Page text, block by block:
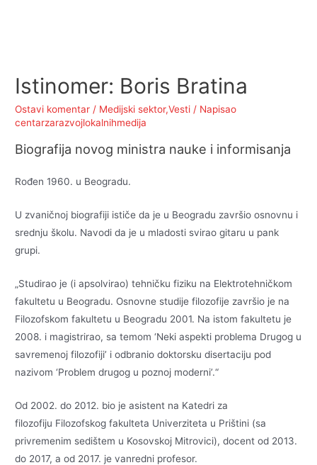
Istinomer: Boris Bratina
Ostavi komentar / Medijski sektor,Vesti / Napisao
centarzarazvojlokalnihmedija
Biografija novog ministra nauke i informisanja
Rođen 1960. u Beogradu.
U zvaničnoj biografiji ističe da je u Beogradu završio osnovnu i
srednju školu. Navodi da je u mladosti svirao gitaru u pank
grupi.
„Studirao je (i apsolvirao) tehničku fiziku na Elektrotehničkom
fakultetu u Beogradu. Osnovne studije filozofije završio je na
Filozofskom fakultetu u Beogradu 2001. Na istom fakultetu je
2008. i magistrirao, sa temom ‘Neki aspekti problema Drugog u
savremenoj filozofiji’ i odbranio doktorsku disertaciju pod
nazivom ‘Problem drugog u poznoj moderni’.“
Od 2002. do 2012. bio je asistent na Katedri za
filozofiju Filozofskog fakulteta Univerziteta u Prištini (sa
privremenim sedištem u Kosovskoj Mitrovici), docent od 2013.
do 2017, a od 2017. je vanredni profesor.